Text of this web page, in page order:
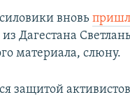
вновь
Дагестана
материала, слюну.
защитой